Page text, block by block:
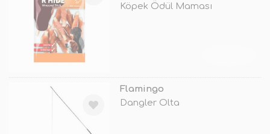
Köpek Ödül Maması
Flamingo
Dangler Olta